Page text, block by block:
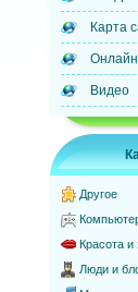
Карта
Видео
Другое
Красота и
Люди и